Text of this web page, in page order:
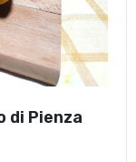
di Pienza